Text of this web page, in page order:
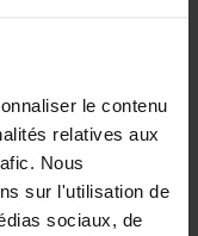
le contenu
relatives aux
Nous
sur l'utilisation de
sociaux, de
= Building
Feyter
Carolien Boom
200